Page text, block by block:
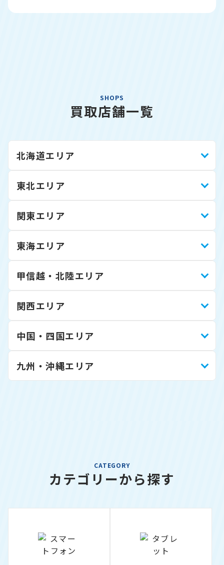
SHOPS
買取店舗一覧
北海道エリア
東北エリア
関東エリア
東海エリア
甲信越・北陸エリア
関西エリア
中国・四国エリア
九州・沖縄エリア
CATEGORY
カテゴリーから探す